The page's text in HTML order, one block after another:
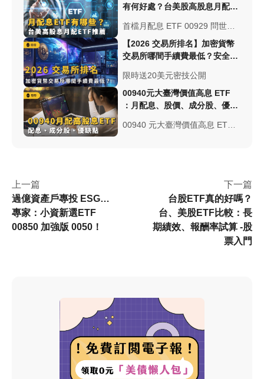
有何好處？台美股高股息月配
首檔月配息 ETF 00929 問世，
台灣 ETF 掀起「高股息」、
「月月配」熱潮，00940 規模更
是已達 1750 億，可見月配息
ETF 非常具有吸引力。
【2026 交易所排名】加密貨幣
交易所哪間手續費最低？安全性
限時送20美元密技公開
00940元大臺灣價值高息 ETF
：月配息、股價、成分股、優缺
00940 元大臺灣價值高息 ETF
上一篇
過億資產戶專投 ESG…
專家：小資新選ETF
00850 加強版 0050！
下一篇
台股ETF真的好嗎？
台、美股ETF比較：長
期績效、報酬率試算 -股
票入門